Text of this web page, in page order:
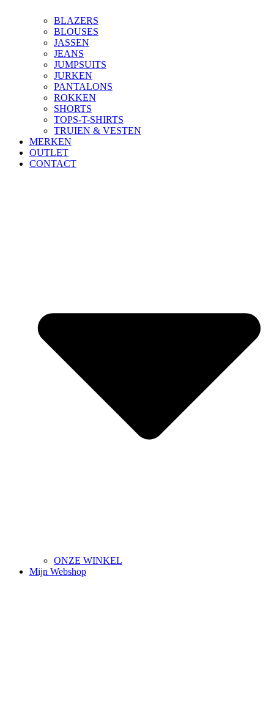
BLAZERS
BLOUSES
JASSEN
JEANS
JUMPSUITS
JURKEN
PANTALONS
ROKKEN
SHORTS
TOPS-T-SHIRTS
TRUIEN & VESTEN
MERKEN
OUTLET
CONTACT
ONZE WINKEL
Mijn Webshop